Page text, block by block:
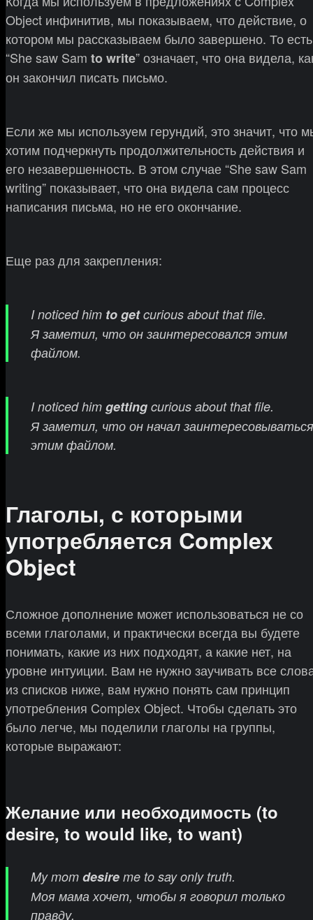
Object инфинитив, мы показываем, что действие, о
котором мы рассказываем было завершено. То есть
“She saw Sam to write” означает, что она видела,
он закончил писать письмо.
Если же мы используем герундий, это значит, что
хотим подчеркнуть продолжительность действия и
его незавершенность. В этом случае “​​She saw Sam
writing” показывает, что она видела сам процесс
написания письма, но не е​​го окончание.
Еще раз для закрепления:
I noticed him to getcurious about that file.
Я заметил, что он заинтересовался этим
файлом.
I noticed him getting curious about that file.
Я заметил, что он начал заинтересовываться
этим файлом.
Глаголы, с которыми
употребляется Complex
Object
Сложное дополнение может использоваться не со
всеми глаголами, и практически всегда вы будете
понимать, какие из них подходят, а какие нет, на
уровне интуиции. Вам не нужно заучивать все
из списков ниже, вам нужно понять сам принцип
употребления Complex Object. Чтобы сделать это
было легче, мы поделили глаголы на группы,
которые выражают:
Желание или необходимость (to
desire, to would like, to want)
My mom desire me to say only truth.
Моя мама хочет, чтобы я говорил только
правду.